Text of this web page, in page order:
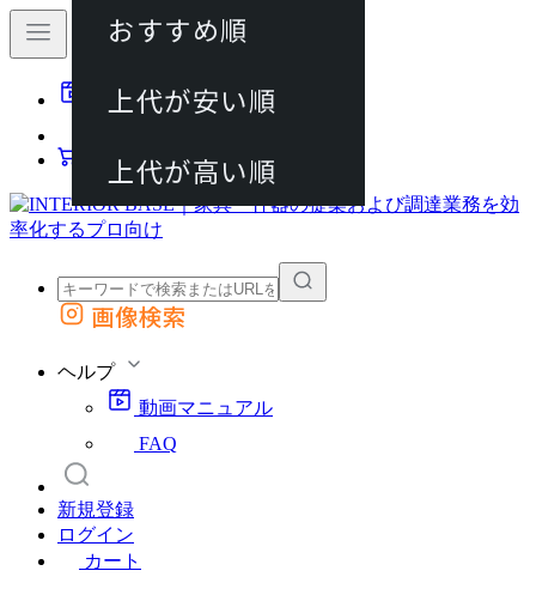
動画マニュアル
カート
外部サイトの商品をカートに追加
画像検索
ヘルプ
動画マニュアル
FAQ
新規登録
ログイン
カート
おすすめ順
上代が安い順
上代が高い順